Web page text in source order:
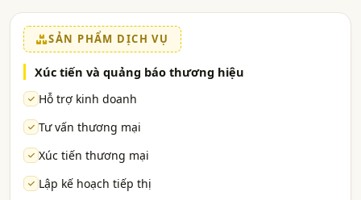
SẢN PHẨM DỊCH VỤ
Xúc tiến và quảng báo thương hiệu
Hỗ trợ kinh doanh
Tư vấn thương mại
Xúc tiến thương mại
Lập kế hoạch tiếp thị